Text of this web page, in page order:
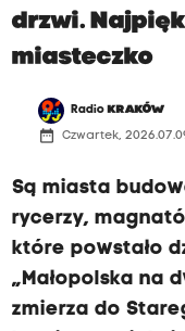
drzwi.
miasteczko
Radio KRAKÓW
date_range Czwartek,
Są miasta
rycerzy,
które powstało
„Małopolska na
zmierza do